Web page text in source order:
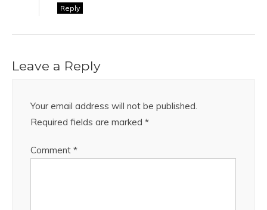
Reply
Leave a Reply
Your email address will not be published.
Required fields are marked *
Comment *